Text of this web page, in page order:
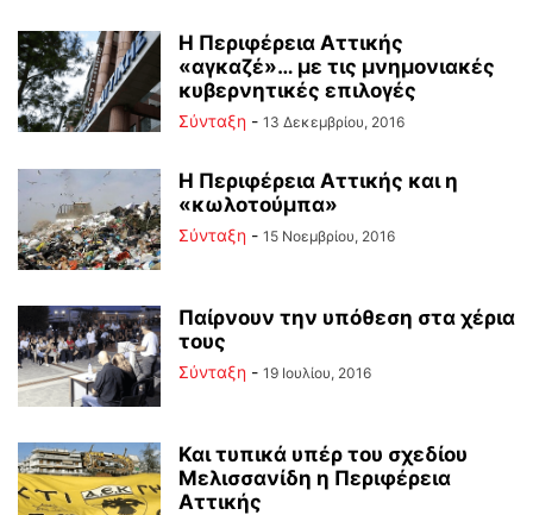
Η Περιφέρεια Αττικής
«αγκαζέ»… με τις μνημονιακές
κυβερνητικές επιλογές
Σύνταξη - 13 Δεκεμβρίου, 2016
Η Περιφέρεια Αττικής και η
«κωλοτούμπα»
Σύνταξη - 15 Νοεμβρίου, 2016
Παίρνουν την υπόθεση στα χέρια
τους
Σύνταξη - 19 Ιουλίου, 2016
Και τυπικά υπέρ του σχεδίου
Μελισσανίδη η Περιφέρεια
Αττικής